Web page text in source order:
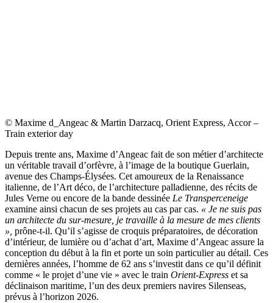
© Maxime d_Angeac & Martin Darzacq, Orient Express, Accor –
Train exterior day
Depuis trente ans, Maxime d’Angeac fait de son métier d’architecte
un véritable travail d’orfèvre, à l’image de la boutique Guerlain,
avenue des Champs-Élysées. Cet amoureux de la Renaissance
italienne, de l’Art déco, de l’architecture palladienne, des récits de
Jules Verne ou encore de la bande dessinée Le Transperceneige
examine ainsi chacun de ses projets au cas par cas. « Je ne suis pas
un architecte du sur-mesure, je travaille à la mesure de mes clients
», prône-t-il. Qu’il s’agisse de croquis préparatoires, de décoration
d’intérieur, de lumière ou d’achat d’art, Maxime d’Angeac assure la
conception du début à la fin et porte un soin particulier au détail. Ces
dernières années, l’homme de 62 ans s’investit dans ce qu’il définit
comme « le projet d’une vie » avec le train Orient-Express et sa
déclinaison maritime, l’un des deux premiers navires Silenseas,
prévus à l’horizon 2026.